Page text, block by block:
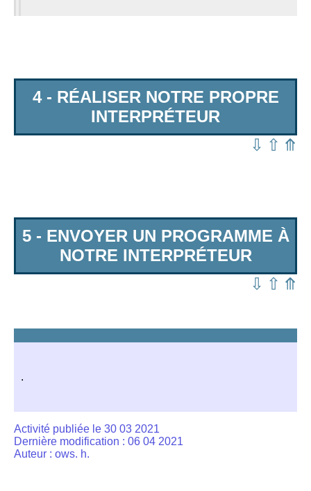
4 - RÉALISER NOTRE PROPRE
INTERPRÉTEUR
⇩ ⇧ ⤊
5 - ENVOYER UN PROGRAMME À
NOTRE INTERPRÉTEUR
⇩ ⇧ ⤊
.
Activité publiée le 30 03 2021
Dernière modification : 06 04 2021
Auteur : ows. h.